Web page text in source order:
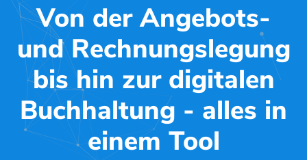
Von der Angebots-
und Rechnungslegung
bis hin zur digitalen
Buchhaltung - alles in
einem Tool